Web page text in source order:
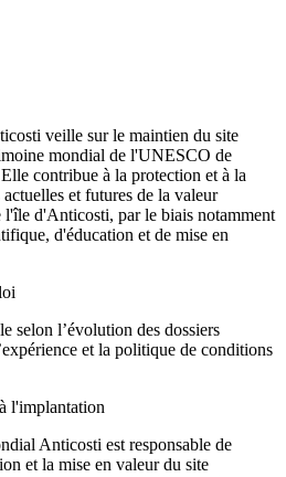
veille sur le maintien du site
mondial de l'UNESCO de
contribue à la protection et à la
et futures de la valeur
d'Anticosti, par le biais notamment
d'éducation et de mise en
selon l’évolution des dossiers
et la politique de conditions
l'implantation
Anticosti est responsable de
et la mise en valeur du site